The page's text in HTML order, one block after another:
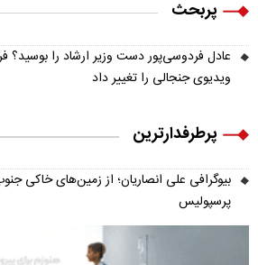
پربحث
عادل فردوسی‌پور دست وزیر ارشاد را بوسید؟
ویدیوی جنجالی را تغییر داد
پرطرفدارترین
بیوگرافی علی انصاریان؛ از زمین‌های خاکی
پرسپولیس